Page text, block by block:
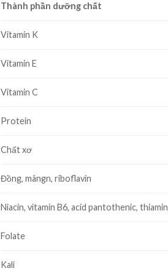
Thành phần dưỡng chất
Vitamin K
Vitamin E
Vitamin C
Protein
Chất xơ
Đồng, mângn, riboflavin
Niacin, vitamin B6, acid pantothenic, thiamin
Folate
Kali